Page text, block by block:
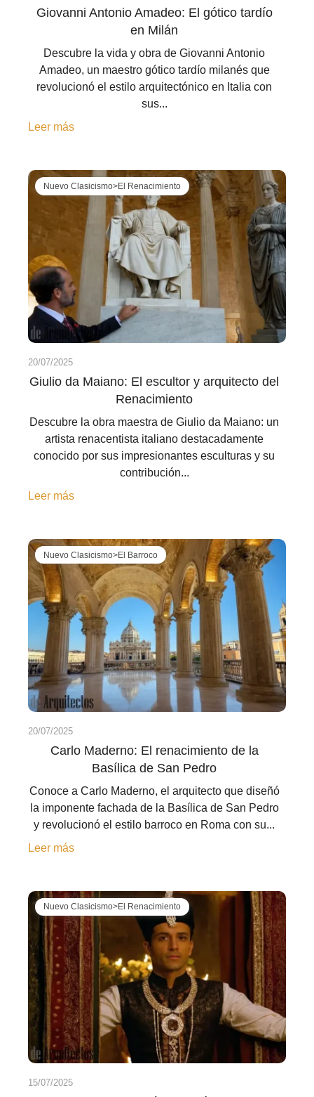
Giovanni Antonio Amadeo: El gótico tardío
en Milán
Descubre la vida y obra de Giovanni Antonio
Amadeo, un maestro gótico tardío milanés que
revolucionó el estilo arquitectónico en Italia con
sus...
Leer más
Nuevo Clasicismo>El Renacimiento
20/07/2025
Giulio da Maiano: El escultor y arquitecto del
Renacimiento
Descubre la obra maestra de Giulio da Maiano: un
artista renacentista italiano destacadamente
conocido por sus impresionantes esculturas y su
contribución...
Leer más
Nuevo Clasicismo>El Barroco
20/07/2025
Carlo Maderno: El renacimiento de la
Basílica de San Pedro
Conoce a Carlo Maderno, el arquitecto que diseñó
la imponente fachada de la Basílica de San Pedro
y revolucionó el estilo barroco en Roma con su...
Leer más
Nuevo Clasicismo>El Renacimiento
15/07/2025